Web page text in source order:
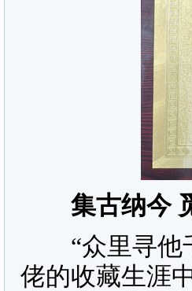
集古纳今
“众里寻他千
佬的收藏生涯